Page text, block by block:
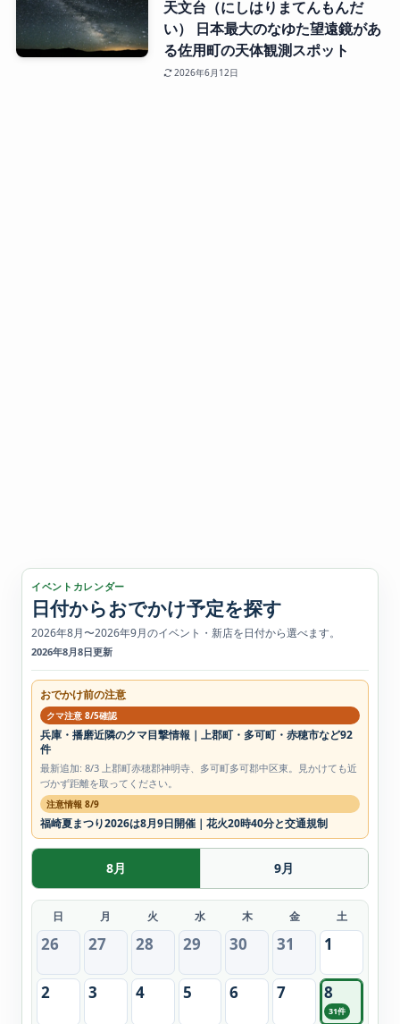
天文台（にしはりまてんもんだ
い） 日本最大のなゆた望遠鏡があ
る佐用町の天体観測スポット
2026年6月12日
イベントカレンダー
日付からおでかけ予定を探す
2026年8月〜2026年9月のイベント・新店を日付から選べます。
2026年8月8日更新
おでかけ前の注意
クマ注意 8/5確認
兵庫・播磨近隣のクマ目撃情報｜上郡町・多可町・赤穂市など92
件
最新追加: 8/3 上郡町赤穂郡神明寺、多可町多可郡中区東。見かけても近
づかず距離を取ってください。
注意情報 8/9
福崎夏まつり2026は8月9日開催｜花火20時40分と交通規制
8月 9月
日 月 火 水 木 金 土
26 27 28 29 30 31 1
2 3 4 5 6 7 8
31件